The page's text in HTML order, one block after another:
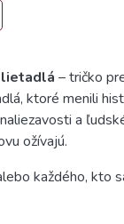
– tričko
ktoré menili
a
ožívajú.
každého, kto